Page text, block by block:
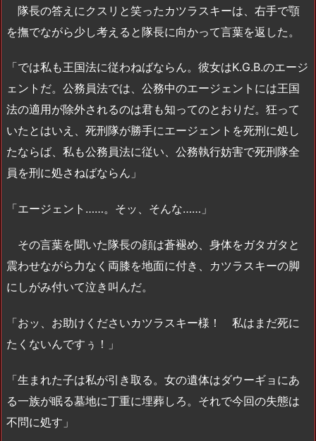
隊長の答えにクスリと笑ったカツラスキーは、右手で顎
を撫でながら少し考えると隊長に向かって言葉を返した。
「では私も王国法に従わねばならん。彼女はK.G.B.のエージ
ェントだ。公務員法では、公務中のエージェントには王国
法の適用が除外されるのは君も知ってのとおりだ。狂って
いたとはいえ、死刑隊が勝手にエージェントを死刑に処し
たならば、私も公務員法に従い、公務執行妨害で死刑隊全
員を刑に処さねばならん」
「エージェント……。そッ、そんな……」
その言葉を聞いた隊長の顔は蒼褪め、身体をガタガタと
震わせながら力なく両膝を地面に付き、カツラスキーの脚
にしがみ付いて泣き叫んだ。
「おッ、お助けくださいカツラスキー様！ 私はまだ死に
たくないんですぅ！」
「生まれた子は私が引き取る。女の遺体はダウーギョにあ
る一族が眠る墓地に丁重に埋葬しろ。それで今回の失態は
不問に処す」